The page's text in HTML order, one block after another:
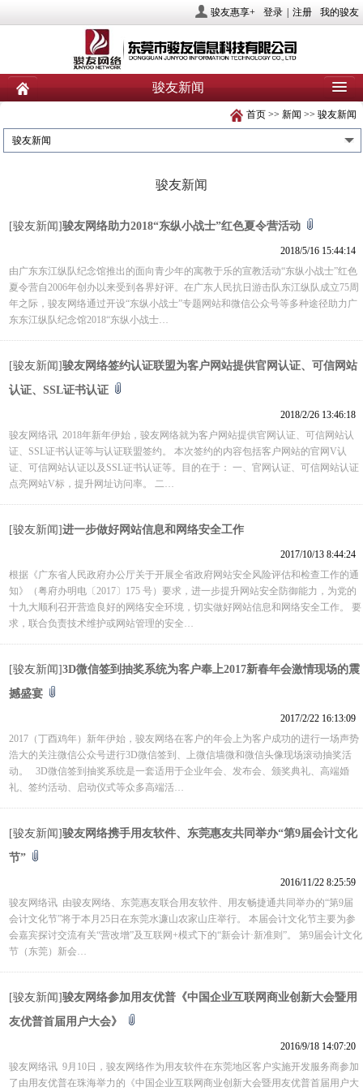
骏友惠享+ 登录 注册 我的骏友
骏友新闻
新闻
产品 业务服务 社会责任
投资者关系
首页 >> 新闻 >> 骏友新闻
骏友新闻
骏友新闻
[骏友新闻]骏友网络助力2018“东纵小战士”红色夏令营活动
2018/5/16 15:44:14
由广东东江纵队纪念馆推出的面向青少年的寓教于乐的宣教活动“东纵小战士”红色
夏令营自2006年创办以来受到各界好评。在广东人民抗日游击队东江纵队成立75周
年之际，骏友网络通过开设“东纵小战士”专题网站和微信公众号等多种途径助力广
东东江纵队纪念馆2018“东纵小战士…
[骏友新闻]骏友网络签约认证联盟为客户网站提供官网认证、可信网站
认证、SSL证书认证
2018/2/26 13:46:18
骏友网络讯 2018年新年伊始，骏友网络就为客户网站提供官网认证、可信网站认
证、SSL证书认证等与认证联盟签约。 本次签约的内容包括客户网站的官网V认
证、可信网站认证以及SSL证书认证等。目的在于： 一、官网认证、可信网站认证
点亮网站V标，提升网址访问率。 二…
[骏友新闻]进一步做好网站信息和网络安全工作
2017/10/13 8:44:24
根据《广东省人民政府办公厅关于开展全省政府网站安全风险评估和检查工作的通
知》（粤府办明电〔2017〕175 号）要求，进一步提升网站安全防御能力，为党的
十九大顺利召开营造良好的网络安全环境，切实做好网站信息和网络安全工作。 要
求，联合负责技术维护或网站管理的安全…
[骏友新闻]3D微信签到抽奖系统为客户奉上2017新春年会激情现场的震
撼盛宴
2017/2/22 16:13:09
2017（丁酉鸡年）新年伊始，骏友网络在客户的年会上为客户成功的进行一场声势
浩大的关注微信公众号进行3D微信签到、上微信墙微和微信头像现场滚动抽奖活
动。 3D微信签到抽奖系统是一套适用于企业年会、发布会、颁奖典礼、高端婚
礼、签约活动、启动仪式等众多高端活…
[骏友新闻]骏友网络携手用友软件、东莞惠友共同举办“第9届会计文化
节”
2016/11/22 8:25:59
骏友网络讯 由骏友网络、东莞惠友联合用友软件、用友畅捷通共同举办的“第9届
会计文化节”将于本月25日在东莞水濂山农家山庄举行。 本届会计文化节主要为参
会嘉宾探讨交流有关“营改增”及互联网+模式下的“新会计·新准则”。 第9届会计文化
节（东莞）新会…
[骏友新闻]骏友网络参加用友优普《中国企业互联网商业创新大会暨用
友优普首届用户大会》
2016/9/18 14:07:20
骏友网络讯 9月10日，骏友网络作为用友软件在东莞地区客户实施开发服务商参加
了由用友优普在珠海举力的《中国企业互联网商业创新大会暨用友优普首届用户大